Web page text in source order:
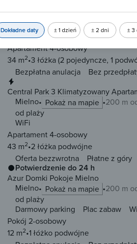
Dokładne daty ± 1 dzień ± 2 dni ± 3
Mielno Pokaż na mapie 200 m
od plaży
Darmowy parking
WiFi
Apartament 4-osobowy
34 m2 3 łóżka(2 pojedyncze, 1
Bezpłatna anulacja
Bez
Central Park 3 Klimatyzowany
Mielno
Pokaż na mapie 200 m
od plaży
WiFi
Apartament 4-osobowy
43 m2 2 łóżka podwójne
Oferta bezzwrotna
Płatne z góry
Potwierdzenie do 24 h
Azur Domki Pokoje Mielno
Mielno
Pokaż na mapie 200 m
od plaży
Darmowy parking
Plac zabaw
Pokój 2-osobowy
12 m2 1 łóżko podwójne